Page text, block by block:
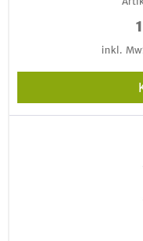
inkl.